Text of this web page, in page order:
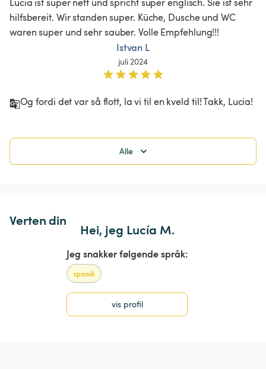
hilfsbereit. Wir standen super. Küche, Dusche und WC
waren super und sehr sauber. Volle Empfehlung!!!
Istvan L
juli 2024
Og fordi det var så flott, la vi til en kveld til! Takk, Lucia!
Alle
Verten din
Hei, jeg Lucía M.
Jeg snakker følgende språk:
spansk
vis profil